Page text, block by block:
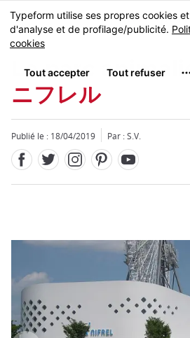
Skip
to
main
MENU
Le parc
ニフレル
Publié le : 18/04/2019 Par : S.V.
Fermer